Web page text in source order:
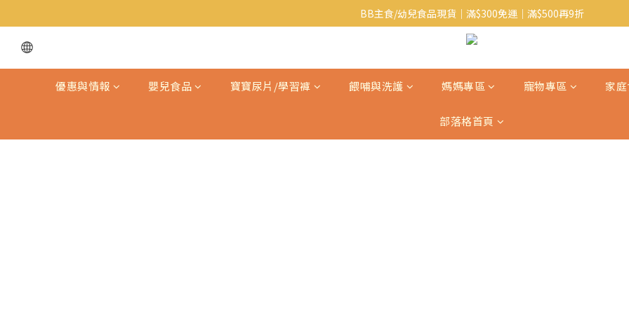
Baby J 意大利有機無麩質動物通粉 清貨平賣中!!
BB主食/幼兒食品現貨｜滿$300免運｜滿$500再9折
Baby J 有機蝴蝶麵熱賣中!
Baby J 意大利有機無麩質動物通粉 清貨平賣中!!
優惠與情報 嬰兒食品 寶寶尿片/學習褲 餵哺與洗護 媽媽專區 寵物專區 家
部落格首頁